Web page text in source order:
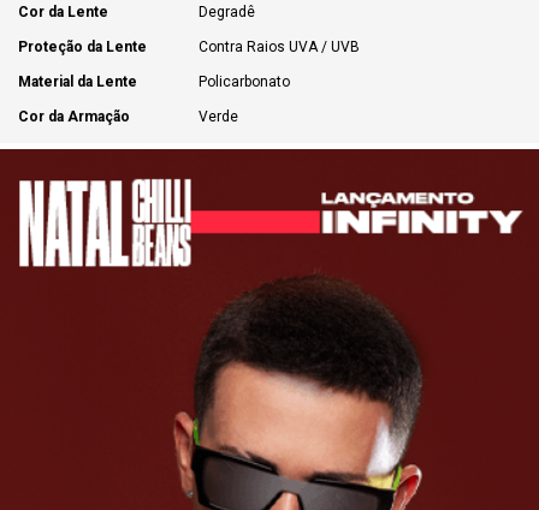
Cor da Lente Degradê
Proteção da Lente Contra Raios UVA / UVB
Material da Lente Policarbonato
Cor da Armação Verde